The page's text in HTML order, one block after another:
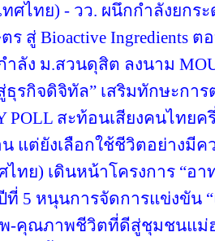
ทศไทย) - วว. ผนึกกำลังยกร
ร สู่ Bioactive Ingredients
ำลัง ม.สวนดุสิต ลงนาม
ธุรกิจดิจิทัล” เสริมทักษะกา
POLL สะท้อนเสียงคนไทย
แต่ยังเลือกใช้ชีวิตอย่างมีค
ไทย) เดินหน้าโครงการ “อ
ที่ 5 หนุนการจัดการแข่งขัน
-คุณภาพชีวิตที่ดีสู่ชุมชนแม่